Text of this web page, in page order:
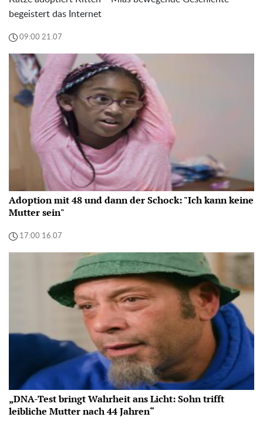
begeistert das Internet
09:00 21.07
Adoption mit 48 und dann der Schock: "Ich kann keine
Mutter sein"
17:00 16.07
„DNA-Test bringt Wahrheit ans Licht: Sohn trifft
leibliche Mutter nach 44 Jahren“